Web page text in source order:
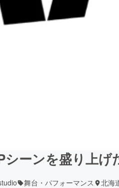
ーンを盛り上げ
舞台・パフォーマンス 北海